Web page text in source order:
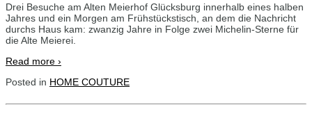
Drei Besuche am Alten Meierhof Glücksburg innerhalb eines halben
Jahres und ein Morgen am Frühstückstisch, an dem die Nachricht
durchs Haus kam: zwanzig Jahre in Folge zwei Michelin-Sterne für
die Alte Meierei.
Read more ›
Posted in HOME COUTURE